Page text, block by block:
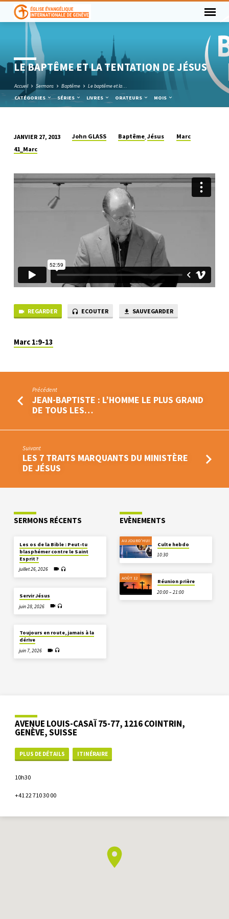
LE BAPTÊME ET LA TENTATION DE JÉSUS
Accueil Sermons Baptême
Le baptême et la…
CATÉGORIES
SÉRIES LIVRES ORATEURS MOIS
LE
ET
LA
TENTATION
JANVIER 27, 2013 John GLASS Baptême ,Jésus
Marc
41_Marc
REGARDER ECOUTER SAUVEGARDER
Marc 1:9-13
Précédent
JEAN-BAPTISTE : L’HOMME LE PLUS GRAND
DE TOUS LES…
Suivant
LES 7 TRAITS MARQUANTS DU MINISTÈRE
DE JÉSUS
SERMONS RÉCENTS
Les os de la Bible : Peut-tu
blasphémer contre le Saint
Esprit ?
juillet 26, 2026
Servir Jésus
juin 28, 2026
Toujours en route, jamais à la
dérive
juin 7, 2026
EVÈNEMENTS
AUJOURD'HUI
Culte hebdo
10:30
AOÛT 12
Réunion prière
20:00 – 21:00
AVENUE LOUIS-CASAÏ 75-77, 1216 COINTRIN,
GENÈVE, SUISSE
PLUS DE DÉTAILS ITINÉRAIRE
10h30
+41 22 710 30 00